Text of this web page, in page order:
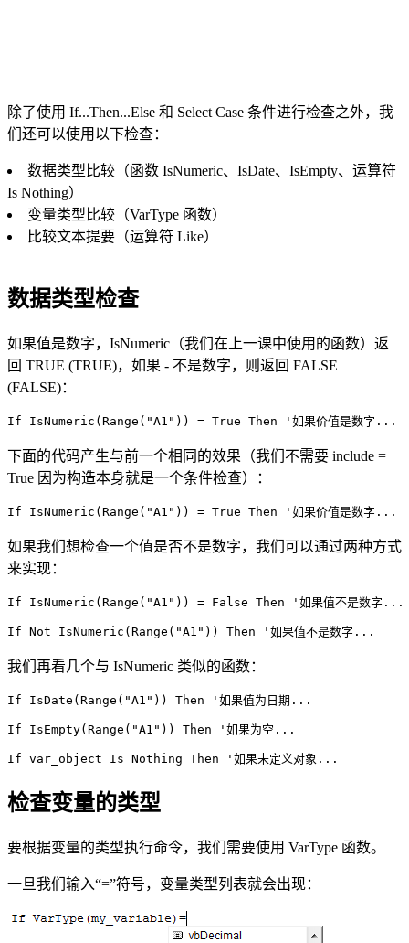
除了使用 If...Then...Else 和 Select Case 条件进行检查之外，我
们还可以使用以下检查：
数据类型比较（函数 IsNumeric、IsDate、IsEmpty、运算符
Is Nothing）
变量类型比较（VarType 函数）
比较文本提要（运算符 Like）
数据类型检查
如果值是数字，IsNumeric（我们在上一课中使用的函数）返
回 TRUE (TRUE)，如果 - 不是数字，则返回 FALSE
(FALSE)：
下面的代码产生与前一个相同的效果（我们不需要 include =
True 因为构造本身就是一个条件检查）：
如果我们想检查一个值是否不是数字，我们可以通过两种方式
来实现：
我们再看几个与 IsNumeric 类似的函数：
检查变量的类型
要根据变量的类型执行命令，我们需要使用 VarType 函数。
一旦我们输入“=”符号，变量类型列表就会出现：